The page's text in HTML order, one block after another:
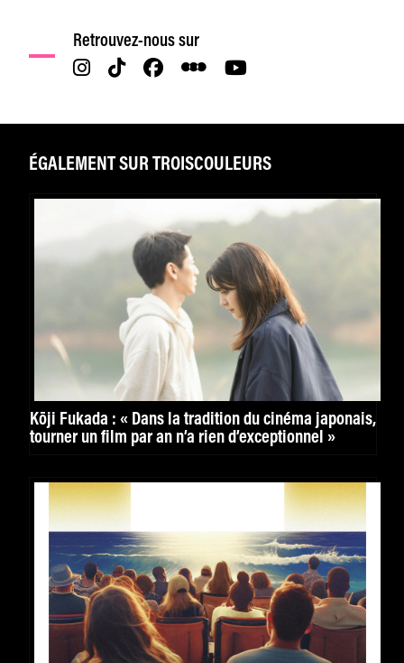
Retrouvez-nous sur
ÉGALEMENT SUR TROISCOULEURS
Kōji Fukada : « Dans la tradition du cinéma japonais,
tourner un film par an n’a rien d’exceptionnel »